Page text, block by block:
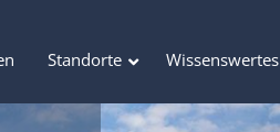
Standorte Wissenswertes